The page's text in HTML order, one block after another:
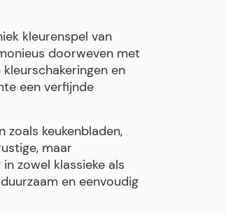
kleurenspel van
doorweven met
en
een verfijnde
zoals keukenbladen,
maar
zowel klassieke als
en eenvoudig